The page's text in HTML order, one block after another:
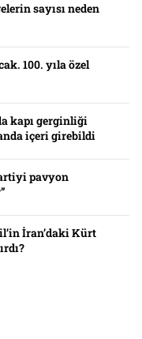
sayısı neden
100. yıla özel
kapı gerginliği
içeri girebildi
pavyon
İran’daki Kürt